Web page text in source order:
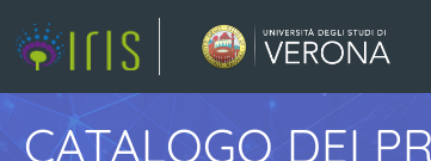
CATALOGO DEI